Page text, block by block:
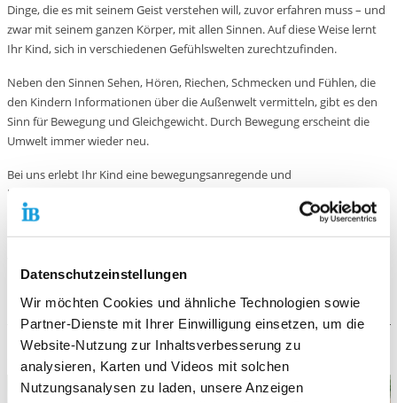
Datenschutzeinstellungen
Wir möchten Cookies und ähnliche Technologien sowie
Partner-Dienste mit Ihrer Einwilligung einsetzen, um die
Website-Nutzung zur Inhaltsverbesserung zu
analysieren, Karten und Videos mit solchen
Nutzungsanalysen zu laden, unsere Anzeigen
Dinge, die es mit seinem Geist verstehen will, zuvor erfahren muss – und
zwar mit seinem ganzen Körper, mit allen Sinnen. Auf diese Weise lernt
Ihr Kind, sich in verschiedenen Gefühlswelten zurechtzufinden.
Neben den Sinnen Sehen, Hören, Riechen, Schmecken und Fühlen, die
den Kindern Informationen über die Außenwelt vermitteln, gibt es den
Sinn für Bewegung und Gleichgewicht. Durch Bewegung erscheint die
Umwelt immer wieder neu.
Bei uns erlebt Ihr Kind eine bewegungsanregende und
bewegungsaufregende Umgebung.
Ihres Kindes. Die Auseinandersetzung mit verschiedenen Themen erfolgt
in langfristig angelegten Projekten.
ZUSÄTZLICHE ANGEBOTE